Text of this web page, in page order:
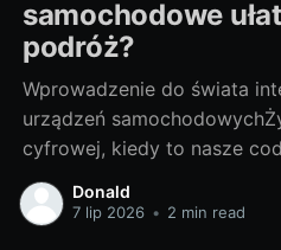
samochodowe
podróż?
Wprowadzenie do świata
urządzeń
cyfrowej, kiedy to nasze
się coraz bardziej
technologii. Ta rewolucja
Donald
7 lip 2026 • 2 min read